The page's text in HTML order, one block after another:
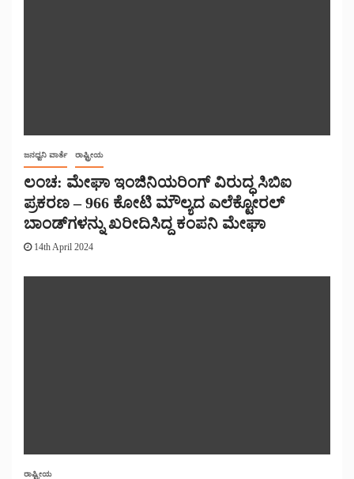
ಜನಧ್ವನಿ ವಾರ್ತೆ ರಾಷ್ಟ್ರೀಯ
ಲಂಚ: ಮೇಘಾ ಇಂಜಿನಿಯರಿಂಗ್ ವಿರುದ್ಧ ಸಿಬಿಐ
ಪ್ರಕರಣ – 966 ಕೋಟಿ ಮೌಲ್ಯದ ಎಲೆಕ್ಟೋರಲ್
ಬಾಂಡ್‌ಗಳನ್ನು ಖರೀದಿಸಿದ್ದ ಕಂಪನಿ ಮೇಘಾ
14th April 2024
ರಾಷ್ಟ್ರೀಯ